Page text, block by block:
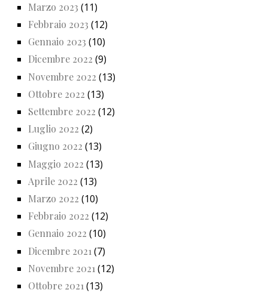
Marzo 2023 (11)
Febbraio 2023 (12)
Gennaio 2023 (10)
Dicembre 2022 (9)
Novembre 2022 (13)
Ottobre 2022 (13)
Settembre 2022 (12)
Luglio 2022 (2)
Giugno 2022 (13)
Maggio 2022 (13)
Aprile 2022 (13)
Marzo 2022 (10)
Febbraio 2022 (12)
Gennaio 2022 (10)
Dicembre 2021 (7)
Novembre 2021 (12)
Ottobre 2021 (13)